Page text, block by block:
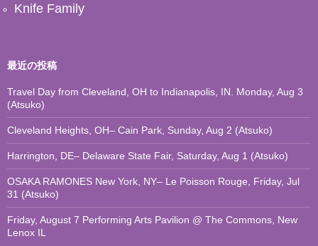
Knife Family
最近の投稿
Travel Day from Cleveland, OH to Indianapolis, IN. Monday, Aug 3
(Atsuko)
Cleveland Heights, OH– Cain Park, Sunday, Aug 2 (Atsuko)
Harrington, DE– Delaware State Fair, Saturday, Aug 1 (Atsuko)
OSAKA RAMONES New York, NY– Le Poisson Rouge, Friday, Jul
31 (Atsuko)
Friday, August 7 Performing Arts Pavilion @ The Commons, New
Lenox IL